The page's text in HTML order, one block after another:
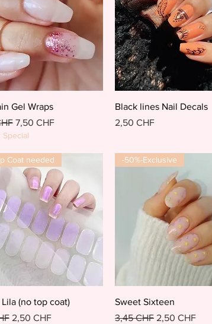
Schnellansicht
Gel Wraps
Sale-Preis
7,50 CHF
Special
Schnellansicht
Black lines Nail Decals
Preis
2,50 CHF
Schnellansicht
Coat needed
(no top coat)
Sale-Preis
2,50 CHF
Schnellansicht
-50%-Exclusive
Sweet Sixteen
Standardpreis
3,45 CHF Sale-Preis
2,50 CHF